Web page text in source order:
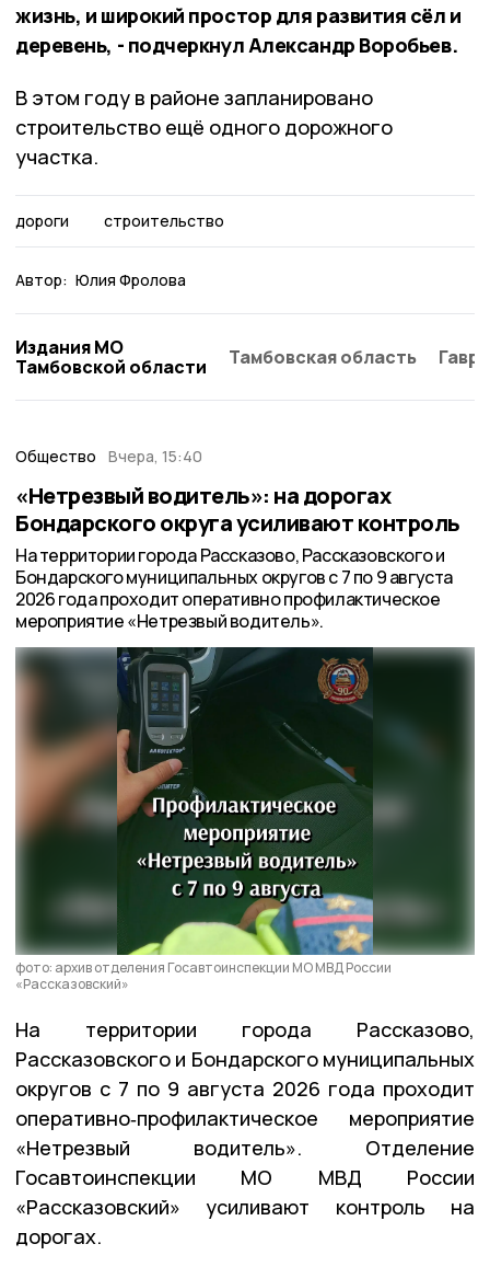
жизнь, и широкий простор для развития сёл и
деревень, - подчеркнул Александр Воробьев.
В этом году в районе запланировано
строительство ещё одного дорожного
участка.
дороги строительство
Автор: Юлия Фролова
Издания МО
Тамбовской области
Тамбовская область
Общество Вчера, 15:40
«Нетрезвый водитель»: на дорогах
Бондарского округа усиливают контроль
На территории города Рассказово, Рассказовского и
Бондарского муниципальных округов с 7 по 9 августа
2026 года проходит оперативно профилактическое
мероприятие «Нетрезвый водитель».
фото: архив отделения Госавтоинспекции МО МВД России
«Рассказовский»
На территории города Рассказово,
Рассказовского и Бондарского муниципальных
округов с 7 по 9 августа 2026 года проходит
оперативно‑профилактическое мероприятие
«Нетрезвый водитель». Отделение
Госавтоинспекции МО МВД России
«Рассказовский» усиливают контроль на
дорогах.